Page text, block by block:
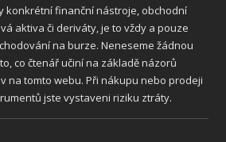
konkrétní finanční nástroje, obchodní
aktiva či deriváty, je to vždy a pouze
na burze. Neneseme žádnou
co čtenář učiní na základě názorů
na tomto webu. Při nákupu nebo prodeji
jste vystaveni riziku ztráty.